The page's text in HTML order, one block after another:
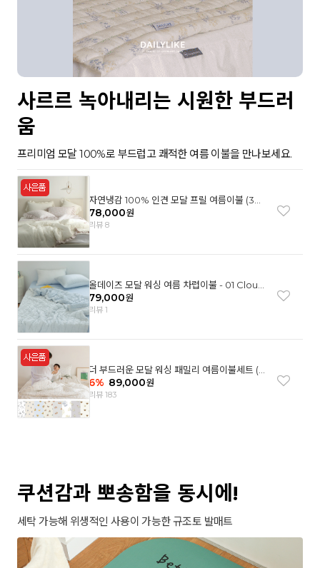
사르르 녹아내리는 시원한 부드러
움
프리미엄 모달 100%로 부드럽고 쾌적한 여름 이불을 만나보세요.
자연냉감 100% 인견 모달 프릴 여름이불 (3컬
러)
78,000원
리뷰 8
올데이즈 모달 워싱 여름 차렵이불 - 01 Cloud
garden(SS)
79,000원
리뷰 1
더 부드러운 모달 워싱 패밀리 여름이불세트 (8
컬러)
6% 89,000원
리뷰 183
쿠션감과 뽀송함을 동시에!
세탁 가능해 위생적인 사용이 가능한 규조토 발매트